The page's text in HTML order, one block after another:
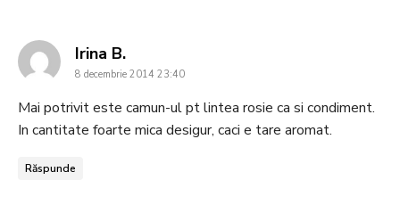
Irina B.says:
8 decembrie 2014 23:40
Mai potrivit este camun-ul pt lintea rosie ca si condiment.
In cantitate foarte mica desigur, caci e tare aromat.
Răspunde